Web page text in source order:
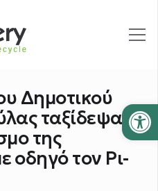
Δημοτικού
ταξίδεψαν
της
οδηγό τον Ρι-